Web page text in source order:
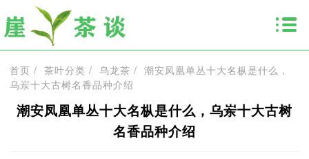
首页 /茶叶分类 /乌龙茶 /潮安凤凰单丛十大名枞是什么，
乌岽十大古树名香品种介绍
潮安凤凰单丛十大名枞是什么，乌岽十大古树
名香品种介绍